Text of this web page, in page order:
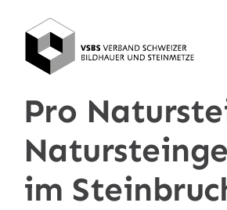
Inhalt
springen
Pro
im